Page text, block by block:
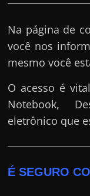
Na página de
você nos
mesmo você
O acesso é
Notebook,
eletrônico que
É SEGURO